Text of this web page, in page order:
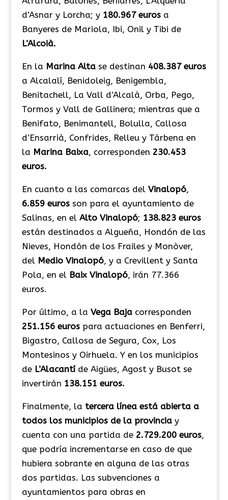
d’Asnar y Lorcha; y 180.967 eurosa
Banyeres de Mariola, Ibi, Onil y Tibi de
L’Alcoià.
En la Marina Altase destinan 408.387 euros
a Alcalalí, Benidoleig, Benigembla,
Benitachell, La Vall d’Alcalà, Orba, Pego,
Tormos y Vall de Gallinera; mientras que a
Benifato, Benimantell, Bolulla, Callosa
d’Ensarrià, Confrides, Relleu y Tárbena en
la Marina Baixa, corresponden 230.453
euros.
En cuanto a las comarcas del Vinalopó,
6.859 eurosson para el ayuntamiento de
Salinas, en el Alto Vinalopó; 138.823 euros
están destinados a Algueña, Hondón de las
Nieves, Hondón de los Frailes y Monòver,
del Medio Vinalopó, y a Crevillent y Santa
Pola, en el Baix Vinalopó, irán 77.366
euros.
Por último, a la Vega Bajacorresponden
251.156 eurospara actuaciones en Benferri,
Bigastro, Callosa de Segura, Cox, Los
Montesinos y Oirhuela. Y en los municipios
de L’Alacantíde Aigües, Agost y Busot se
invertirán 138.151 euros.
Finalmente, la tercera línea está abierta a
todos los municipios de la provincia y
cuenta con una partida de 2.729.200 euros,
que podría incrementarse en caso de que
hubiera sobrante en alguna de las otras
dos partidas. Las subvenciones a
ayuntamientos para obras en